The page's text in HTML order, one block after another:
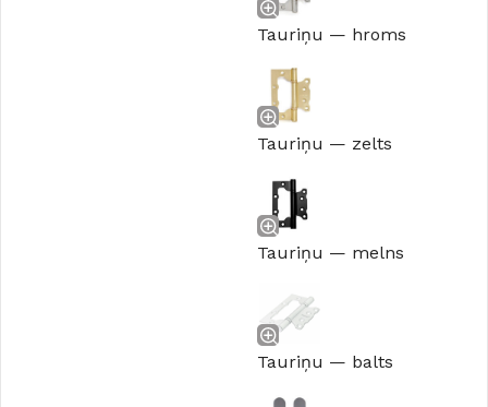
Tauriņu — hroms
Tauriņu — zelts
Tauriņu — melns
Tauriņu — balts